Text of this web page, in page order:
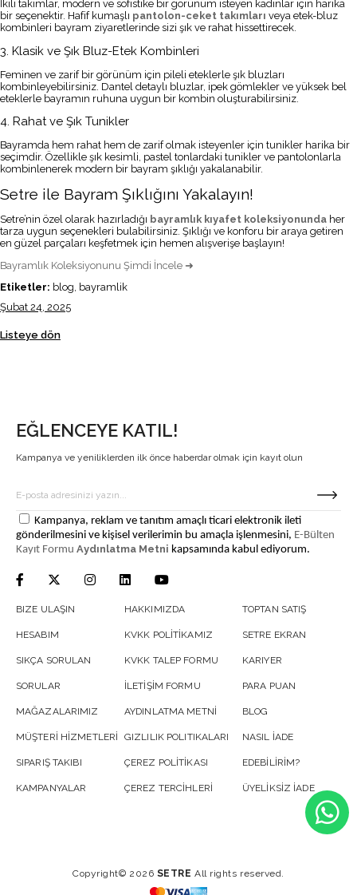
İkili takımlar, modern ve sofistike bir görünüm isteyen kadınlar için harika
bir seçenektir. Hafif kumaşlı pantolon-ceket takımları veya etek-bluz
kombinleri bayram ziyaretlerinde sizi şık ve rahat hissettirecek.
3. Klasik ve Şık Bluz-Etek Kombinleri
Feminen ve zarif bir görünüm için pileli eteklerle şık bluzları
kombinleyebilirsiniz. Dantel detaylı bluzlar, ipek gömlekler ve yüksek bel
eteklerle bayramın ruhuna uygun bir kombin oluşturabilirsiniz.
4. Rahat ve Şık Tunikler
Bayramda hem rahat hem de zarif olmak isteyenler için tunikler harika bir
seçimdir. Özellikle şık kesimli, pastel tonlardaki tunikler ve pantolonlarla
kombinlenerek modern bir bayram şıklığı yakalanabilir.
Setre ile Bayram Şıklığını Yakalayın!
Setre’nin özel olarak hazırladığı bayramlık kıyafet koleksiyonunda her
tarza uygun seçenekleri bulabilirsiniz. Şıklığı ve konforu bir araya getiren
en güzel parçaları keşfetmek için hemen alışverişe başlayın!
Bayramlık Koleksiyonunu Şimdi İncele ➜
Etiketler: blog, bayramlik
Şubat 24, 2025
Listeye dön
EĞLENCEYE KATIL!
Kampanya ve yeniliklerden ilk önce haberdar olmak için kayıt olun
Kampanya, reklam ve tanıtım amaçlı ticari elektronik ileti
gönderilmesini ve kişisel verilerimin bu amaçla işlenmesini, E-Bülten
Kayıt Formu Aydınlatma Metni kapsamında kabul ediyorum.
BIZE ULAŞIN
HESABIM
SIKÇA SORULAN
SORULAR
MAĞAZALARIMIZ
MÜŞTERİ HİZMETLERİ
SIPARIŞ TAKIBI
KAMPANYALAR
HAKKIMIZDA
KVKK POLİTİKAMIZ
KVKK TALEP FORMU
İLETİŞİM FORMU
AYDINLATMA METNİ
GIZLILIK POLITIKALARI
ÇEREZ POLİTİKASI
ÇEREZ TERCİHLERİ
TOPTAN SATIŞ
SETRE EKRAN
KARIYER
PARA PUAN
BLOG
NASIL İADE
EDEBİLİRİM?
ÜYELİKSİZ İADE
Copyright© 2026 SETRE All rights reserved.